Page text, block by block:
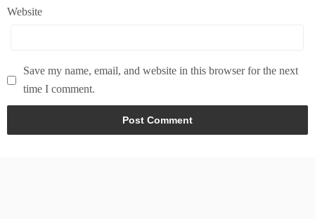
Website
Save my name, email, and website in this browser for the next
time I comment.